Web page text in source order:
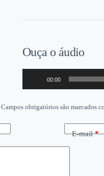
Ouça o áudio
áudio
00:00
Campos obrigatórios são marcados
E-mail*